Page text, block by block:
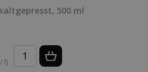
500 ml
l)